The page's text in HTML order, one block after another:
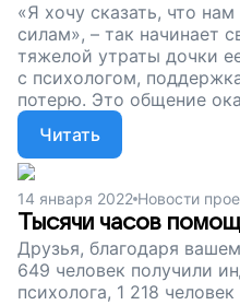
«Я хочу сказать, что
силам», – так начинает
тяжелой утраты дочки
с психологом,
потерю. Это общение
Друзья, только в
обратились 555
прожить свое горе и
Поддержите наш
может изменить очень
научатся жить заново!
Читать
14 января 2022 Новости
Тысячи часов
Друзья, благодаря
649 человек получили
психолога, 1 218